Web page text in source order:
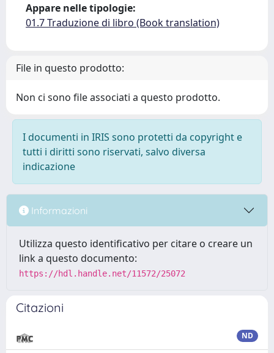
Appare nelle tipologie:
01.7 Traduzione di libro (Book translation)
File in questo prodotto:
Non ci sono file associati a questo prodotto.
I documenti in IRIS sono protetti da copyright e
tutti i diritti sono riservati, salvo diversa
indicazione
Informazioni
Utilizza questo identificativo per citare o creare un
link a questo documento:
https://hdl.handle.net/11572/25072
Citazioni
ND